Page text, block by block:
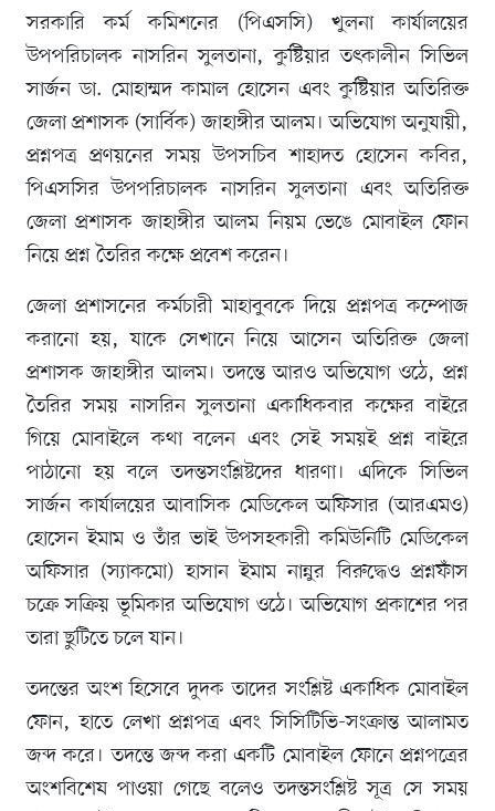
সরকারি কর্ম কমিশনের (পিএসসি) খুলনা কার্যালয়ের
উপপরিচালক নাসরিন সুলতানা, কুষ্টিয়ার তৎকালীন সিভিল
সার্জন ডা. মোহাম্মদ কামাল হোসেন এবং কুষ্টিয়ার অতিরিক্ত
জেলা প্রশাসক (সার্বিক) জাহাঙ্গীর আলম। অভিযোগ অনুযায়ী,
প্রশ্নপত্র প্রণয়নের সময় উপসচিব শাহাদত হোসেন কবির,
পিএসসির উপপরিচালক নাসরিন সুলতানা এবং অতিরিক্ত
জেলা প্রশাসক জাহাঙ্গীর আলম নিয়ম ভেঙে মোবাইল ফোন
নিয়ে প্রশ্ন তৈরির কক্ষে প্রবেশ করেন।
জেলা প্রশাসনের কর্মচারী মাহাবুবকে দিয়ে প্রশ্নপত্র কম্পোজ
করানো হয়, যাকে সেখানে নিয়ে আসেন অতিরিক্ত জেলা
প্রশাসক জাহাঙ্গীর আলম। তদন্তে আরও অভিযোগ ওঠে, প্রশ্ন
তৈরির সময় নাসরিন সুলতানা একাধিকবার কক্ষের বাইরে
গিয়ে মোবাইলে কথা বলেন এবং সেই সময়ই প্রশ্ন বাইরে
পাঠানো হয় বলে তদন্তসংশ্লিষ্টদের ধারণা। এদিকে সিভিল
সার্জন কার্যালয়ের আবাসিক মেডিকেল অফিসার (আরএমও)
হোসেন ইমাম ও তাঁর ভাই উপসহকারী কমিউনিটি মেডিকেল
অফিসার (স্যাকমো) হাসান ইমাম নান্নুর বিরুদ্ধেও প্রশ্নফাঁস
চক্রে সক্রিয় ভূমিকার অভিযোগ ওঠে। অভিযোগ প্রকাশের পর
তারা ছুটিতে চলে যান।
তদন্তের অংশ হিসেবে দুদক তাদের সংশ্লিষ্ট একাধিক মোবাইল
ফোন, হাতে লেখা প্রশ্নপত্র এবং সিসিটিভি-সংক্রান্ত আলামত
জব্দ করে। তদন্তে জব্দ করা একটি মোবাইল ফোনে প্রশ্নপত্রের
অংশবিশেষ পাওয়া গেছে বলেও তদন্তসংশ্লিষ্ট সূত্র সে সময়